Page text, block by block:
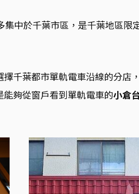
中於千葉市區，是千葉地區限
千葉都市單軌電車沿線的分店
夠從窗戶看到單軌電車的小倉